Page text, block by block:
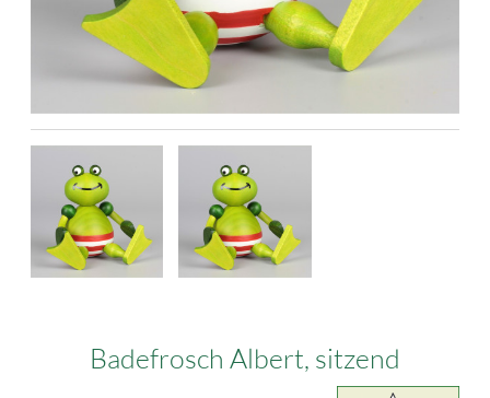
Badefrosch Albert, sitzend